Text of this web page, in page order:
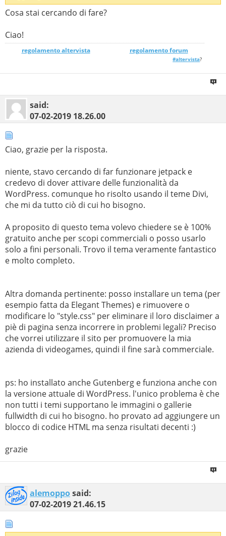
Cosa stai cercando di fare?
Ciao!
regolamento altervista_______________ regolamento forum
#altervista?
said:
07-02-2019 18.26.00
Ciao, grazie per la risposta.
niente, stavo cercando di far funzionare jetpack e
credevo di dover attivare delle funzionalità da
WordPress. comunque ho risolto usando il teme Divi,
che mi da tutto ciò di cui ho bisogno.
A proposito di questo tema volevo chiedere se è 100%
gratuito anche per scopi commerciali o posso usarlo
solo a fini personali. Trovo il tema veramente fantastico
e molto completo.
Altra domanda pertinente: posso installare un tema (per
esempio fatta da Elegant Themes) e rimuovere o
modificare lo "style.css" per eliminare il loro disclaimer a
piè di pagina senza incorrere in problemi legali? Preciso
che vorrei utilizzare il sito per promuovere la mia
azienda di videogames, quindi il fine sarà commerciale.
ps: ho installato anche Gutenberg e funziona anche con
la versione attuale di WordPress. l'unico problema è che
non tutti i temi supportano le immagini o gallerie
fullwidth di cui ho bisogno. ho provato ad aggiungere un
blocco di codice HTML ma senza risultati decenti :)
grazie
alemopposaid:
07-02-201921.46.15